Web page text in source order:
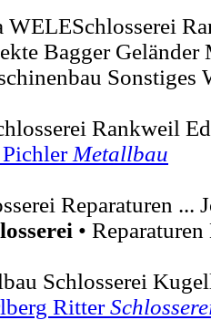
WELESchlosserei
Bagger Geländer
Sonstiges
Rankweil
Pichler Metallbau
Reparaturen ...
•
Schlosserei
Ritter